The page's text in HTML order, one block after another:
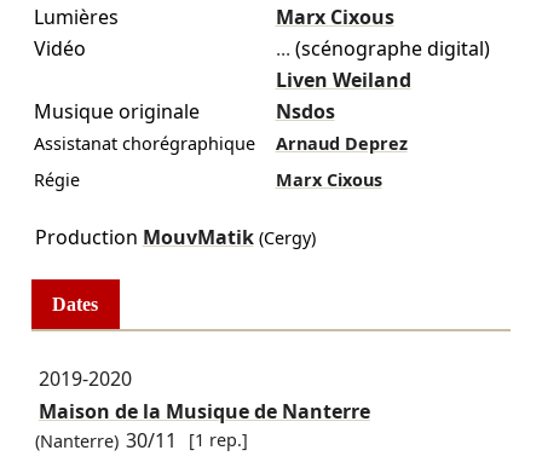
Lumières
Marx Cixous
Vidéo
... (scénographe digital)
Liven Weiland
Musique originale
Nsdos
Assistanat chorégraphique
Arnaud Deprez
Régie
Marx Cixous
Production MouvMatik(Cergy)
Dates
2019-2020
Maison de la Musique de Nanterre
(Nanterre) 30/11 [1 rep.]